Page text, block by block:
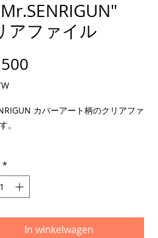
アファイル
カバーアート柄のクリアファ
。
*
In winkelwagen